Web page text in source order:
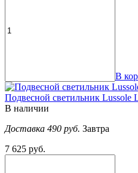
В
Подвесной светильник Lussole
В наличии
Доставка 490 руб. Завтра
7 625 руб.